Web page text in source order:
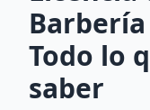
Todo lo
saber